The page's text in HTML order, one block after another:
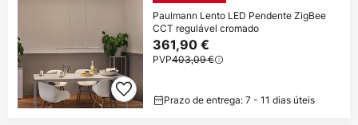
Paulmann Lento LED Pendente ZigBee
CCT regulável cromado
361,90 €
PVP403,09 €
Prazo de entrega: 7 - 11 dias úteis